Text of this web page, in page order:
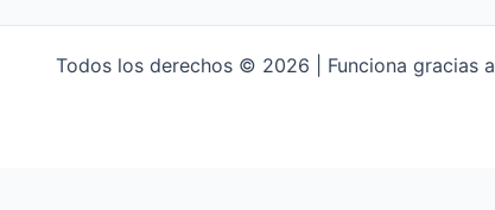
Todos los derechos © 2026 | Funciona gracias a